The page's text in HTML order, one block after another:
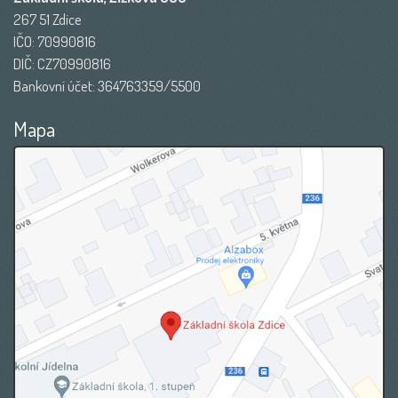
267 51 Zdice
IČO: 70990816
DIČ: CZ70990816
Bankovní účet: 364763359/5500
Mapa